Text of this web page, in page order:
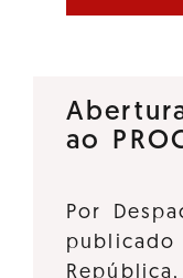
ao
Por
publicado